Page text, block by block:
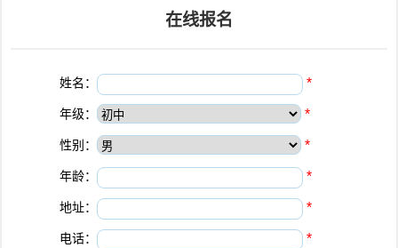
在线报名
姓名： *
年级： *
性别： *
年龄： *
地址： *
电话： *